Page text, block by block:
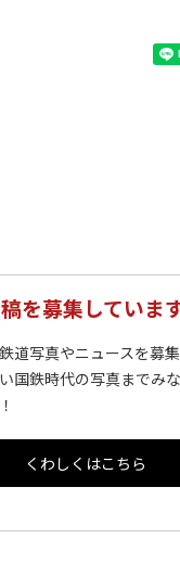
を募集していま
道写真やニュースを募
国鉄時代の写真までみ
くわしくはこちら